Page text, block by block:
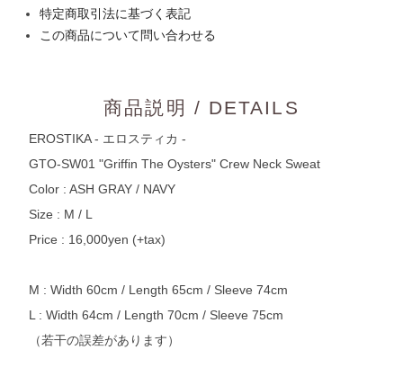
特定商取引法に基づく表記
この商品について問い合わせる
商品説明 / DETAILS
EROSTIKA - エロスティカ -
GTO-SW01 "Griffin The Oysters" Crew Neck Sweat
Color : ASH GRAY / NAVY
Size : M / L
Price : 16,000yen (+tax)
M : Width 60cm / Length 65cm / Sleeve 74cm
L : Width 64cm / Length 70cm / Sleeve 75cm
（若干の誤差があります）